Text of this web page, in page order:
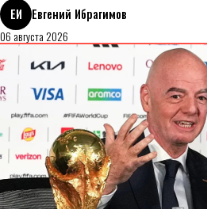
ЕИ
Евгений Ибрагимов
06 августа 2026